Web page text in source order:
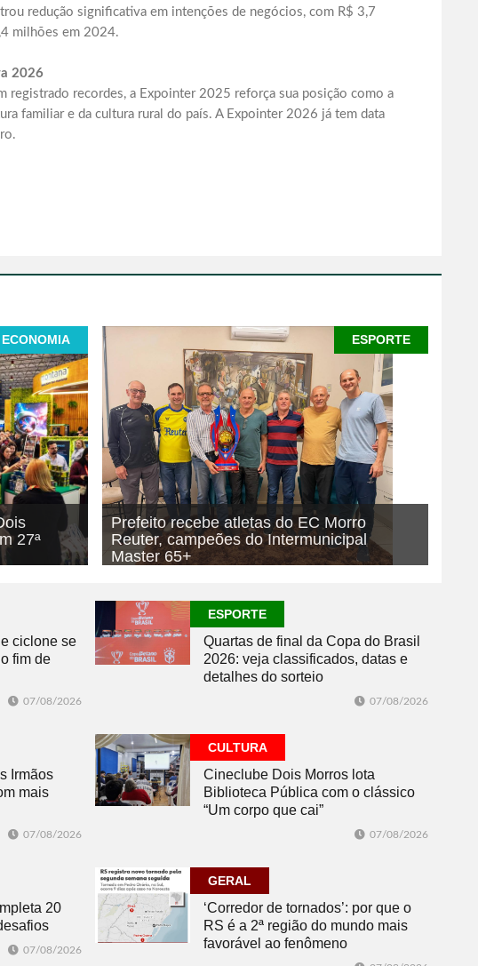
redução significativa em intenções de negócios, com R$ 3,7
milhões em 2024.
2026
registrado recordes, a Expointer 2025 reforça sua posição como a
familiar e da cultura rural do país. A Expointer 2026 já tem data
ECONOMIA
27ª
ESPORTE
Prefeito recebe atletas do EC Morro
Reuter, campeões do Intermunicipal
Master 65+
ciclone se
fim de
07/08/2026
ESPORTE
Quartas de final da Copa do Brasil
2026: veja classificados, datas e
detalhes do sorteio
07/08/2026
Irmãos
mais
07/08/2026
CULTURA
Cineclube Dois Morros lota
Biblioteca Pública com o clássico
“Um corpo que cai”
07/08/2026
20
07/08/2026
GERAL
‘Corredor de tornados’: por que o
RS é a 2ª região do mundo mais
favorável ao fenômeno